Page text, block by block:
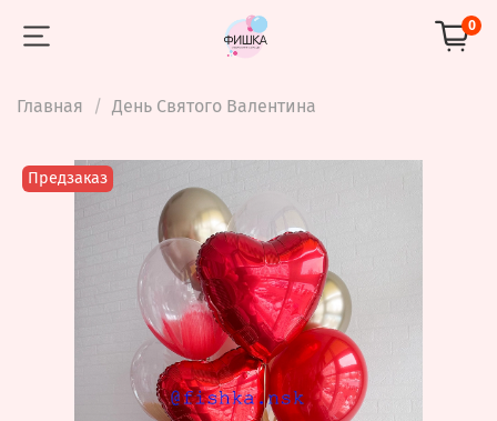
0
Главная День Святого Валентина
Предзаказ